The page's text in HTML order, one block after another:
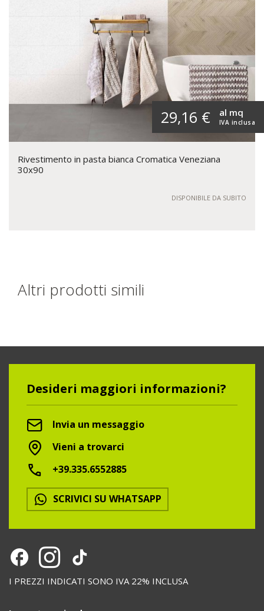
29,16 € IVA inclusa
al mq
Rivestimento in pasta bianca Cromatica Veneziana
30x90
DISPONIBILE DA SUBITO
Altri prodotti simili
Desideri maggiori informazioni?
Invia un messaggio
Vieni a trovarci
+39.335.6552885
SCRIVICI SU WHATSAPP
I PREZZI INDICATI SONO IVA 22% INCLUSA